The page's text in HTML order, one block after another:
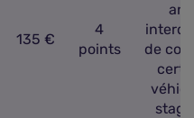
135 €
4
points
de